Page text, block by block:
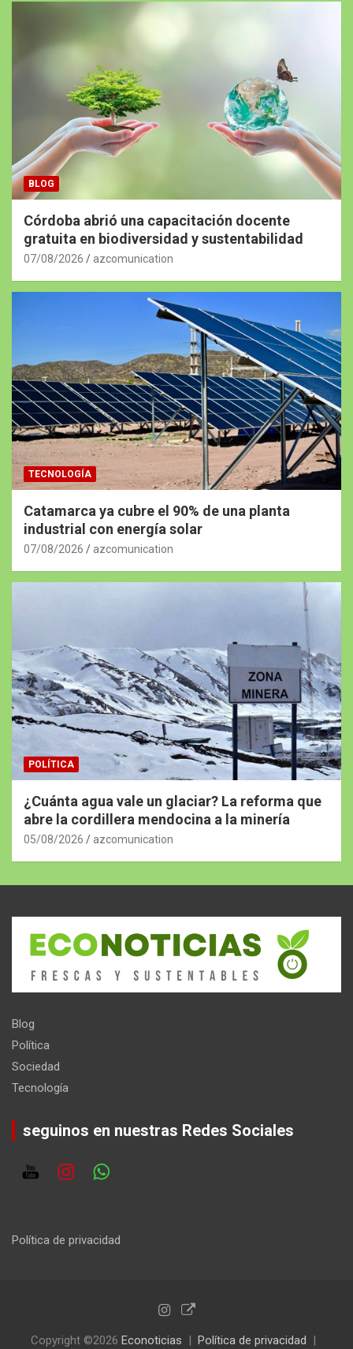
BLOG
Córdoba abrió una capacitación docente
gratuita en biodiversidad y sustentabilidad
07/08/2026 azcomunication
TECNOLOGÍA
Catamarca ya cubre el 90% de una planta
industrial con energía solar
07/08/2026 azcomunication
POLÍTICA
¿Cuánta agua vale un glaciar? La reforma que
abre la cordillera mendocina a la minería
05/08/2026 azcomunication
Blog
Política
Sociedad
Tecnología
seguinos en nuestras Redes Sociales
Política de privacidad
Copyright ©2026 Econoticias Política de privacidad